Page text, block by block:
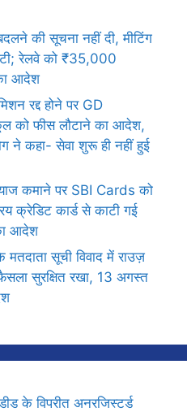
की सूचना नहीं दी, मीटिंग
रेलवे को ₹35,000
आदेश
रद्द होने पर GD
को फीस लौटाने का आदेश,
ने कहा- सेवा शुरू ही नहीं हुई
कमाने पर SBI Cards को
क्रेडिट कार्ड से काटी गई
आदेश
मतदाता सूची विवाद में राउज़
सुरक्षित रखा, 13 अगस्त
के विपरीत अनरजिस्टर्ड